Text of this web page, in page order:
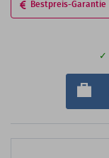
Bestpreis-Garantie